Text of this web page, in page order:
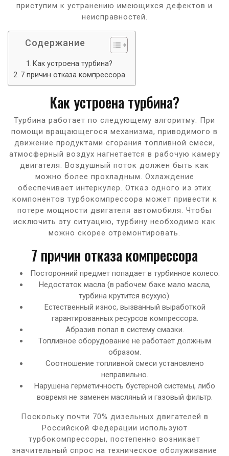
приступим к устранению имеющихся дефектов и
неисправностей.
Содержание
Как устроена турбина?
7 причин отказа компрессора
Как устроена турбина?
Турбина работает по следующему алгоритму. При
помощи вращающегося механизма, приводимого в
движение продуктами сгорания топливной смеси,
атмосферный воздух нагнетается в рабочую камеру
двигателя. Воздушный поток должен быть как
можно более прохладным. Охлаждение
обеспечивает интеркулер. Отказ одного из этих
компонентов турбокомпрессора может привести к
потере мощности двигателя автомобиля. Чтобы
исключить эту ситуацию, турбину необходимо как
можно скорее отремонтировать.
7 причин отказа компрессора
Посторонний предмет попадает в турбинное колесо.
Недостаток масла (в рабочем баке мало масла,
турбина крутится всухую).
Естественный износ, вызванный выработкой
гарантированных ресурсов компрессора.
Абразив попал в систему смазки.
Топливное оборудование не работает должным
образом.
Соотношение топливной смеси установлено
неправильно.
Нарушена герметичность бустерной системы, либо
вовремя не заменен масляный и газовый фильтр.
Поскольку почти 70% дизельных двигателей в
Российской Федерации используют
турбокомпрессоры, постепенно возникает
значительный спрос на техническое обслуживание